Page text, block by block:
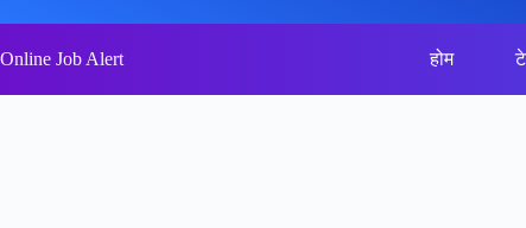
to
content
Online Job Alert होम